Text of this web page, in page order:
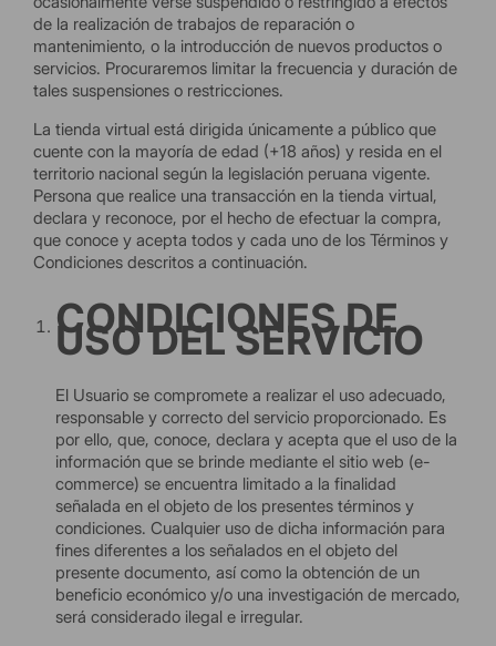
de la realización de trabajos de reparación o
mantenimiento, o la introducción de nuevos productos o
servicios. Procuraremos limitar la frecuencia y duración de
tales suspensiones o restricciones.
La tienda virtual está dirigida únicamente a público que
cuente con la mayoría de edad (+18 años) y resida en el
territorio nacional según la legislación peruana vigente.
Persona que realice una transacción en la tienda virtual,
declara y reconoce, por el hecho de efectuar la compra,
que conoce y acepta todos y cada uno de los Términos y
Condiciones descritos a continuación.
CONDICIONES DE
USO DEL SERVICIO
El Usuario se compromete a realizar el uso adecuado,
responsable y correcto del servicio proporcionado. Es
por ello, que, conoce, declara y acepta que el uso de la
información que se brinde mediante el sitio web (e-
commerce) se encuentra limitado a la finalidad
señalada en el objeto de los presentes términos y
condiciones. Cualquier uso de dicha información para
fines diferentes a los señalados en el objeto del
presente documento, así como la obtención de un
beneficio económico y/o una investigación de mercado,
será considerado ilegal e irregular.